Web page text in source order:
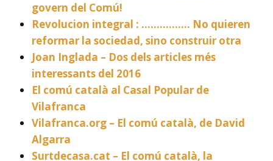
govern del Comú!
Revolucion integral : ……………. No quieren
reformar la sociedad, sino construir otra
Joan Inglada – Dos dels articles més
interessants del 2016
El comú català al Casal Popular de
Vilafranca
Vilafranca.org – El comú català, de David
Algarra
Surtdecasa.cat – El comú català, la